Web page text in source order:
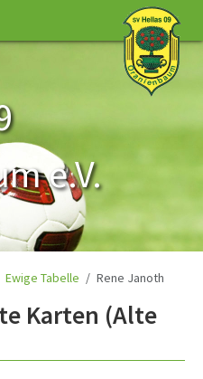
e.V.
Ewige Tabelle Rene Janoth
Karten (Alte